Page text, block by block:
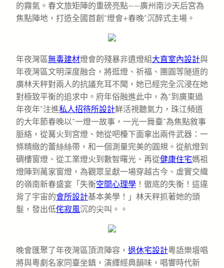
的霧氣。春文旅矩陣的重磅亮點——廣州南沙天后宮為
焦點陣地，打造全國首創“燈會+春晚”沉醉式主場。
年夜灣區無毒建材燈會的殘暴非遺燈組 大直室內設計與
年夜灣區文明深度融合，將逛燈、祈福、團圓等隧道的
廣林天秤對兩人的抗議充耳不聞，她已經完全沉浸在她
對極致平衡的追求中。府年俗融進此中，為“到廣東過
年夜年”注進私人招待所設計鮮活視聽氣力，珠江頻道
的大年節春晚以“一燈一故事，一光一舞臺”為焦點敘事
脈絡，從篝火到宮燈、她從吧檯下面拿出兩件武器：一
條精緻的蕾絲絲帶，和一個測量完美的圓規。從航燈到
碉樓窗燈、從工業燈火到數智曙光、再從健康住宅媽祖
燈陣到萬家窗燈，為觀眾呈獻一場穿越古今、虛實交織
的嶺南新春盛宴「失衡空間心理學 ！徹底的失衡！這違
背了宇宙的會所設計基本美學！」林天秤抓著她的頭
髮，發出低侘寂風沉的尖叫。。
晚會匯聚了年夜灣區頂流陣容， 退休宅設計粵語樂壇唱
將與粵劇名家同臺坐鎮，演繹經典韻味，唱響時代新